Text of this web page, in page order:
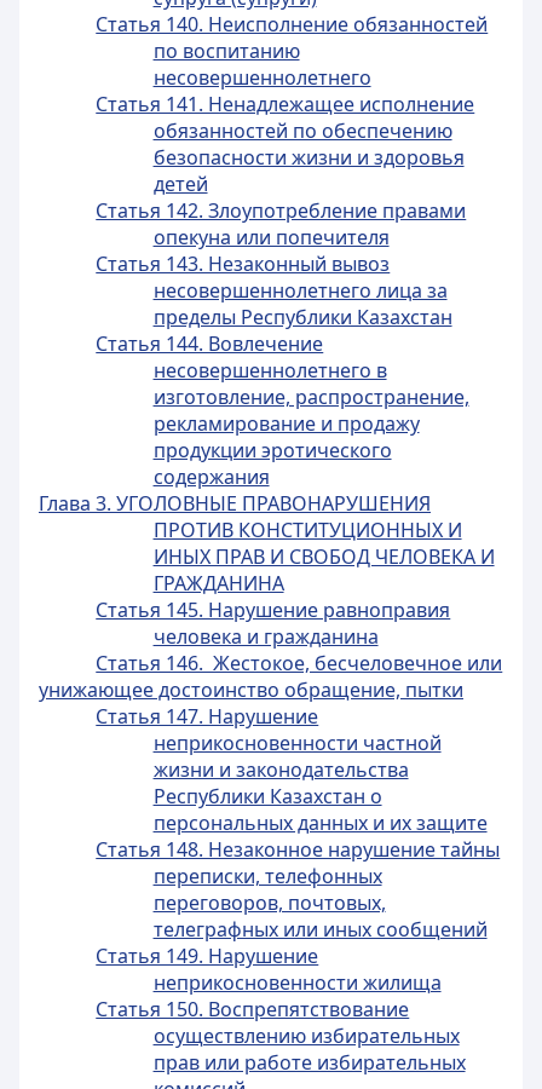
Статья 140. Неисполнение обязанностей
по воспитанию
несовершеннолетнего
Статья 141. Ненадлежащее исполнение
обязанностей по обеспечению
безопасности жизни и здоровья
детей
Статья 142. Злоупотребление правами
опекуна или попечителя
Статья 143. Незаконный вывоз
несовершеннолетнего лица за
пределы Республики Казахстан
Статья 144. Вовлечение
несовершеннолетнего в
изготовление, распространение,
рекламирование и продажу
продукции эротического
содержания
Глава 3. УГОЛОВНЫЕ ПРАВОНАРУШЕНИЯ
ПРОТИВ КОНСТИТУЦИОННЫХ И
ИНЫХ ПРАВ И СВОБОД ЧЕЛОВЕКА И
ГРАЖДАНИНА
Статья 145. Нарушение равноправия
человека и гражданина
Статья 146. Жестокое, бесчеловечное или
унижающее достоинство обращение, пытки
Статья 147. Нарушение
неприкосновенности частной
жизни и законодательства
Республики Казахстан о
персональных данных и их защите
Статья 148. Незаконное нарушение тайны
переписки, телефонных
переговоров, почтовых,
телеграфных или иных сообщений
Статья 149. Нарушение
неприкосновенности жилища
Статья 150. Воспрепятствование
осуществлению избирательных
прав или работе избирательных